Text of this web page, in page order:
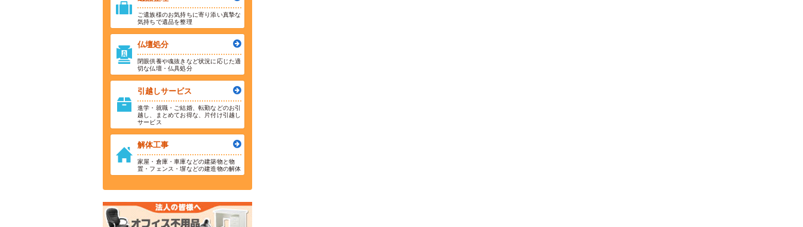
ご遺族様のお気持ちに寄り添い真摯な
気持ちで遺品を整理
仏壇処分
閉眼供養や魂抜きなど状況に応じた適
切な仏壇・仏具処分
引越しサービス
進学・就職・ご結婚、転勤などのお引
越し、まとめてお得な、片付け引越し
サービス
解体工事
家屋・倉庫・車庫などの建築物と物
置・フェンス・塀などの建造物の解体